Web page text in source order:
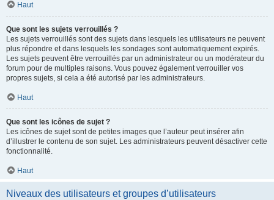
Haut
Que sont les sujets verrouillés ?
Les sujets verrouillés sont des sujets dans lesquels les utilisateurs ne peuvent
plus répondre et dans lesquels les sondages sont automatiquement expirés.
Les sujets peuvent être verrouillés par un administrateur ou un modérateur du
forum pour de multiples raisons. Vous pouvez également verrouiller vos
propres sujets, si cela a été autorisé par les administrateurs.
Haut
Que sont les icônes de sujet ?
Les icônes de sujet sont de petites images que l’auteur peut insérer afin
d’illustrer le contenu de son sujet. Les administrateurs peuvent désactiver cette
fonctionnalité.
Haut
Niveaux des utilisateurs et groupes d’utilisateurs